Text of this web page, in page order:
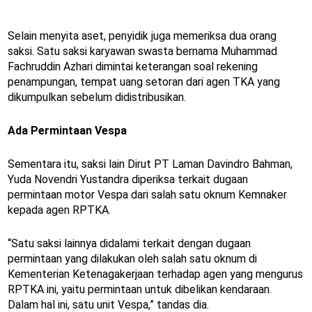
Selain menyita aset, penyidik juga memeriksa dua orang
saksi. Satu saksi karyawan swasta bernama Muhammad
Fachruddin Azhari dimintai keterangan soal rekening
penampungan, tempat uang setoran dari agen TKA yang
dikumpulkan sebelum didistribusikan.
Ada Permintaan Vespa
Sementara itu, saksi lain Dirut PT Laman Davindro Bahman,
Yuda Novendri Yustandra diperiksa terkait dugaan
permintaan motor Vespa dari salah satu oknum Kemnaker
kepada agen RPTKA.
“Satu saksi lainnya didalami terkait dengan dugaan
permintaan yang dilakukan oleh salah satu oknum di
Kementerian Ketenagakerjaan terhadap agen yang mengurus
RPTKA ini, yaitu permintaan untuk dibelikan kendaraan.
Dalam hal ini, satu unit Vespa,” tandas dia.